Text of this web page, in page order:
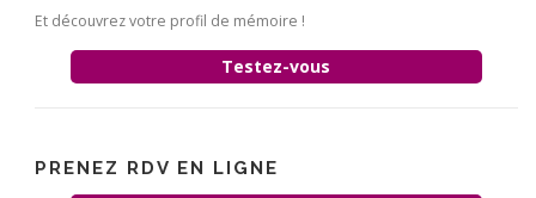
Et découvrez votre profil de mémoire !
Testez-vous
PRENEZ RDV EN LIGNE